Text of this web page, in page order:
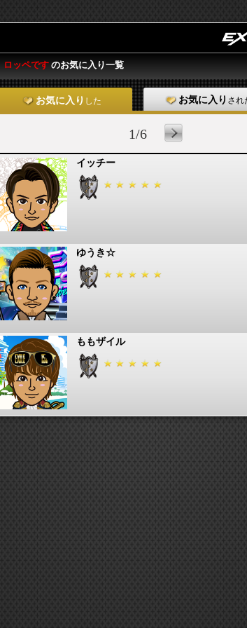
ロッペです のお気に入り一覧
お気に入り した お気に入り され
1/6
イッチー
ゆうき☆
ももザイル